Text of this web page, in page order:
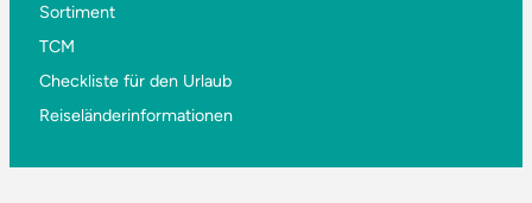
Sortiment
TCM
Checkliste für den Urlaub
Reiseländerinformationen